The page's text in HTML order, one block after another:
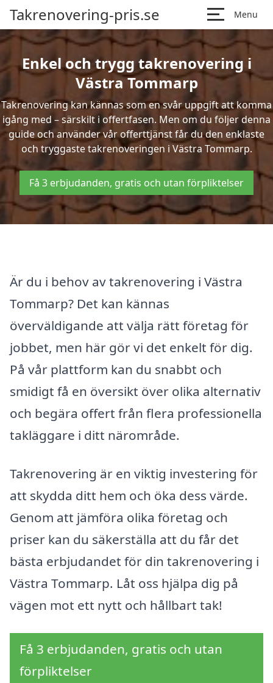
Takrenovering-pris.se Menu
Enkel och trygg takrenovering i
Västra Tommarp
Takrenovering kan kännas som en svår uppgift att komma
igång med – särskilt i offertfasen. Men om du följer denna
guide och använder vår offerttjänst får du den enklaste
och tryggaste takrenoveringen i Västra Tommarp.
Få 3 erbjudanden, gratis och utan förpliktelser
Är du i behov av takrenovering i Västra
Tommarp? Det kan kännas
överväldigande att välja rätt företag för
jobbet, men här gör vi det enkelt för dig.
På vår plattform kan du snabbt och
smidigt få en översikt över olika alternativ
och begära offert från flera professionella
takläggare i ditt närområde.
Takrenovering är en viktig investering för
att skydda ditt hem och öka dess värde.
Genom att jämföra olika företag och
priser kan du säkerställa att du får det
bästa erbjudandet för din takrenovering i
Västra Tommarp. Låt oss hjälpa dig på
vägen mot ett nytt och hållbart tak!
Få 3 erbjudanden, gratis och utan
förpliktelser